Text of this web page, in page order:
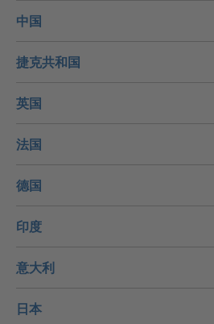
中国
捷克共和国
英国
法国
德国
印度
意大利
日本